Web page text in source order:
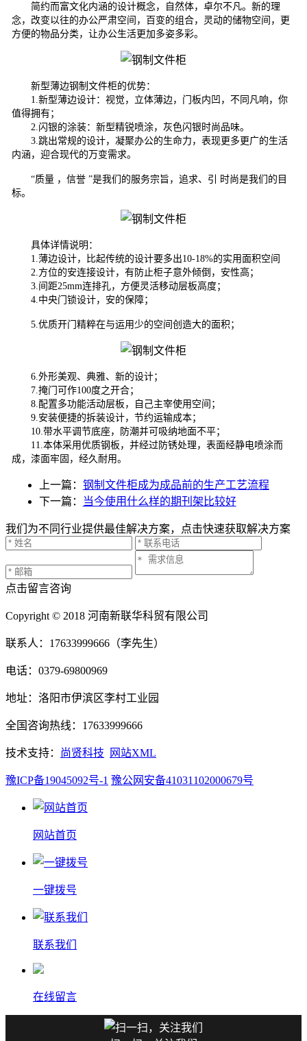
简约而富文化内涵的设计概念，自然体，卓尔不凡。新的理
念，改变以往的办公严肃空间，百变的组合，灵动的储物空间，更
方便的物品分类，让办公生活更加多姿多彩。
新型薄边钢制文件柜的优势：
1.新型薄边设计：视觉，立体薄边，门板内凹，不同凡响，你
值得拥有；
2.闪银的涂装：新型精锐喷涂，灰色闪银时尚品味。
3.跳出常规的设计，凝聚办公的生命力，表现更多更广的生活
内涵，迎合现代的万变需求。
“质量 ，信誉 ”是我们的服务宗旨，追求、引 时尚是我们的目
标。
具体详情说明：
1.薄边设计，比起传统的设计要多出10-18%的实用面积空间
2.方位的安连接设计，有防止柜子意外倾倒，安性高；
3.间距25mm连排孔，方便灵活移动层板高度；
4.中央门锁设计，安的保障；
5.优质开门精粹在与运用少的空间创造大的面积；
6.外形美观、典雅、新的设计；
7.掩门可作100度之开合；
8.配置多功能活动层板，自己主宰使用空间；
9.安装便捷的拆装设计，节约运输成本；
10.带水平调节底座，防潮并可吸纳地面不平；
11.本体采用优质钢板，并经过防锈处理，表面经静电喷涂而
成，漆面牢固，经久耐用。
上一篇： 钢制文件柜成为成品前的生产工艺流程
下一篇：
当今使用什么样的期刊架比较好
我们为不同行业提供最佳解决方案，点击快速获取解决方案
点击留言咨询
Copyright © 2018 河南新联华科贸有限公司
联系人：17633999666（李先生）
电话：0379-69800969
地址：洛阳市伊滨区李村工业园
全国咨询热线：17633999666
技术支持： 尚贤科技 网站XML
豫ICP备19045092号-1 豫公网安备41031102000679号
网站首页
一键拨号
联系我们
在线留言